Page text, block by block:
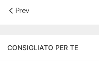
Prev
CONSIGLIATO PER TE